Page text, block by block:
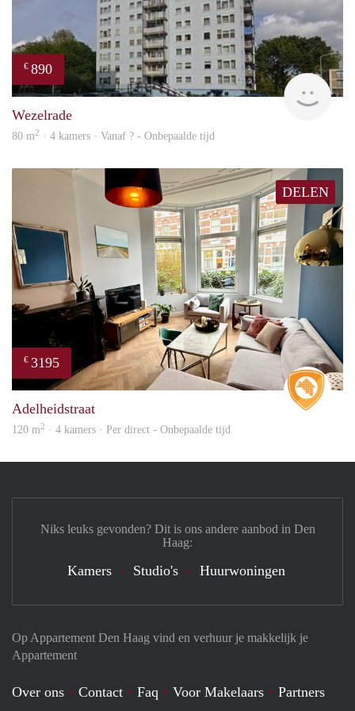
€ 890
Wezelrade
80 m2 · 4 kamers · Vanaf ? - Onbepaalde tijd
DELEN
€ 3195
Real
Adelheidstraat
120 m2 · 4 kamers · Per direct - Onbepaalde tijd
Op Appartement Den Haag vind en verhuur je makkelijk je
Appartement
Over ons Contact Faq Voor Makelaars Partners
Niks leuks gevonden? Dit is ons andere aanbod in Den
Haag:
Kamers Studio's Huurwoningen